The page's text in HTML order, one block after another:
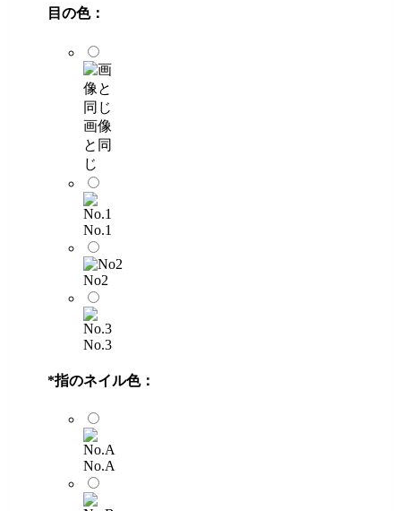
目の色：
画像
と同
じ
No.1
No2
No.3
*指のネイル色：
No.A